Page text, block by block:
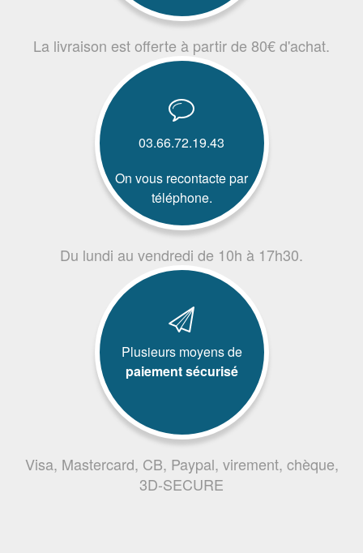
La livraison est offerte à partir de 80€ d'achat.
03.66.72.19.43
On vous recontacte par
téléphone.
Du lundi au vendredi de 10h à 17h30.
Plusieurs moyens de
paiement sécurisé
Visa, Mastercard, CB, Paypal, virement, chèque,
3D-SECURE